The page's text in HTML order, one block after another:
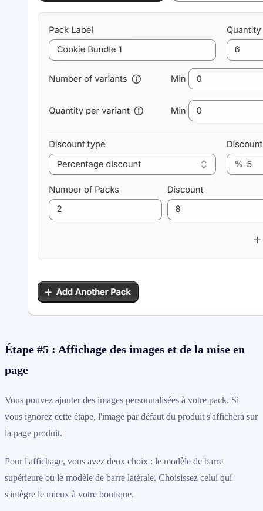
Étape #5 : Affichage des images et de la mise en
page
Vous pouvez ajouter des images personnalisées à votre pack. Si
vous ignorez cette étape, l'image par défaut du produit s'affichera sur
la page produit.
Pour l'affichage, vous avez deux choix : le modèle de barre
supérieure ou le modèle de barre latérale. Choisissez celui qui
s'intègre le mieux à votre boutique.